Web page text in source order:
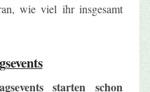
wie viel ihr insgesamt
starten schon